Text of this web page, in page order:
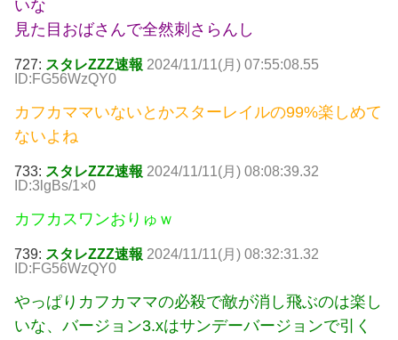
いな
見た目おばさんで全然刺さらんし
727: スタレZZZ速報 2024/11/11(月) 07:55:08.55
ID:FG56WzQY0
カフカママいないとかスターレイルの99%楽しめて
ないよね
733: スタレZZZ速報 2024/11/11(月) 08:08:39.32
ID:3lgBs/1×0
カフカスワンおりゅｗ
739: スタレZZZ速報 2024/11/11(月) 08:32:31.32
ID:FG56WzQY0
やっぱりカフカママの必殺で敵が消し飛ぶのは楽し
いな、バージョン3.xはサンデーバージョンで引く